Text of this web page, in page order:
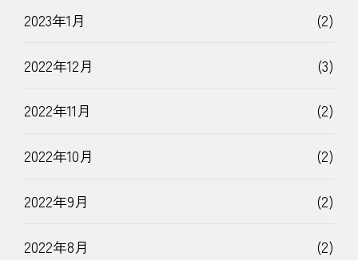
2023年1月 (2)
2022年12月 (3)
2022年11月 (2)
2022年10月 (2)
2022年9月 (2)
2022年8月 (2)